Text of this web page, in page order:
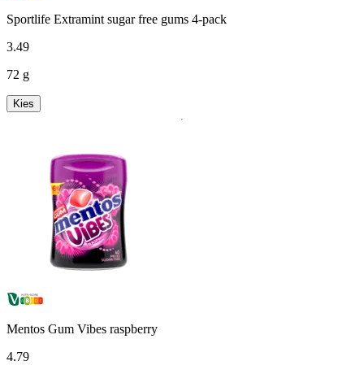
Sportlife Extramint sugar free gums 4-pack
3.49
72 g
Kies
Mentos Gum Vibes raspberry
4.79